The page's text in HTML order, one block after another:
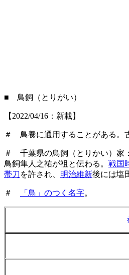
■ 鳥飼（とりがい）
【2022/04/16：新載】
＃ 鳥養に通用することがある。
＃ 千葉県の鳥飼（とりかい）家
鳥飼隼人之祐が祖と伝わる。 戦国
帯刀 を許され、 明治維新後には塩
＃ 「鳥」のつく名字。